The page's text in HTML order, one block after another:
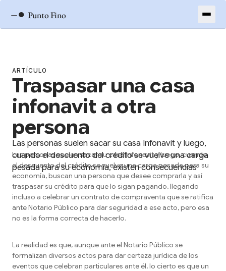
–● Punto Fino
ARTÍCULO
Traspasar una casa
infonavit a otra
persona
Las personas suelen sacar su casa Infonavit y luego,
cuando el descuento del crédito se vuelve una carga
pesada para su economía, existen consecuencias
Las personas suelen sacar su casa Infonavit y luego, cuando
el descuento del crédito se vuelve una carga pesada para su
economía, buscan una persona que desee comprarla y así
traspasar su crédito para que lo sigan pagando, llegando
incluso a celebrar un contrato de compraventa que se ratifica
ante Notario Público para dar seguridad a ese acto, pero esa
no es la forma correcta de hacerlo.
La realidad es que, aunque ante el Notario Público se
formalizan diversos actos para dar certeza jurídica de los
eventos que celebran particulares ante él, lo cierto es que un